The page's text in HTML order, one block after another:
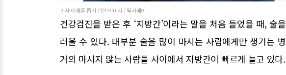
기사 이해를 돕기 위한 이미지 / 픽사베이
건강검진을 받은 후 ‘지방간’이라는 말을 처음 들었을 때, 술
러울 수 있다. 대부분 술을 많이 마시는 사람에게만 생기는
거의 마시지 않는 사람들 사이에서 지방간이 빠르게 늘고 있다.